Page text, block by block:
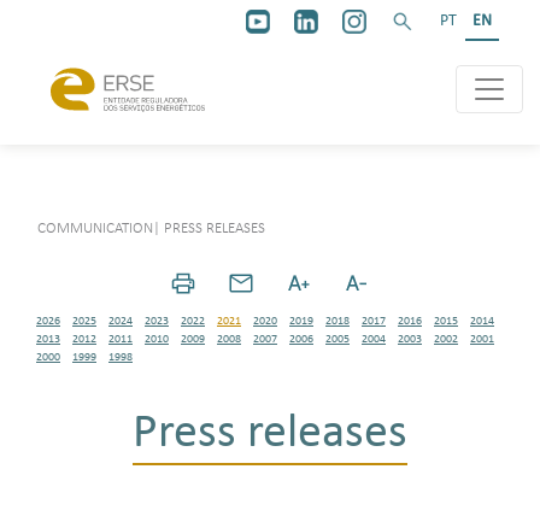
PT EN
COMMUNICATION PRESS RELEASES
2026 2025 2024 2023 2022 2021 2020 2019 2018 2017 2016 2015
2014
2013
2012 2011 2010 2009 2008 2007 2006 2005 2004 2003 2002
2001
2000
1999 1998
Press releases